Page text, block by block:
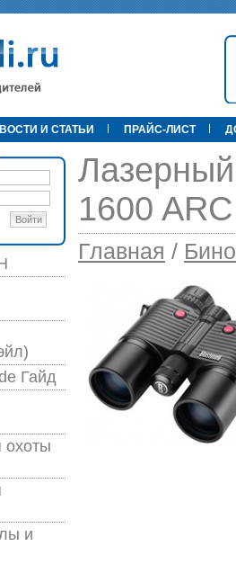
И СТАТЬИ ПРАЙС-ЛИСТ
Войти
Гайд
охоты
и
1600
Главная /